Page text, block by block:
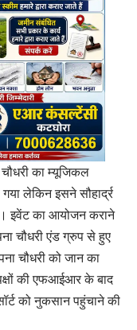
चौधरी का म्यूजिकल
गया लेकिन इसने सौहार्द्र
इवेंट का आयोजन कराने
चौधरी एंड ग्रुप से हुए
चौधरी को जान का
की एफआईआर के बाद
को नुकसान पहुंचाने की